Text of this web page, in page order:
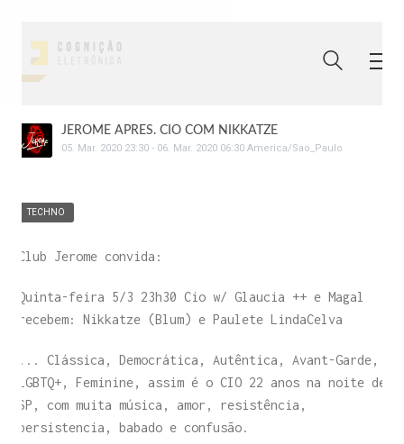
JEROME APRES. CIO COM NIKKATZE
05. Mar. 2020 23:30 - 06. Mar. 2020 06:30 America/Sao_Paulo
TECHNO
Club Jerome convida:
Quinta-feira 5/3 23h30 Cio w/ Glaucia ++ e Magal
recebem: Nikkatze (Blum) e Paulete LindaCelva
... Clássica, Democrática, Autêntica, Avant-Garde,
LGBTQ+, Feminine, assim é o CIO 22 anos na noite de
SP, com muita música, amor, resistência,
persistencia, babado e confusão.